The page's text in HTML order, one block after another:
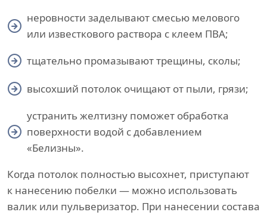
неровности заделывают смесью мелового
или известкового раствора с клеем ПВА;
тщательно промазывают трещины, сколы;
высохший потолок очищают от пыли, грязи;
устранить желтизну поможет обработка
поверхности водой с добавлением
«Белизны».
Когда потолок полностью высохнет, приступают
к нанесению побелки — можно использовать
валик или пульверизатор. При нанесении состава